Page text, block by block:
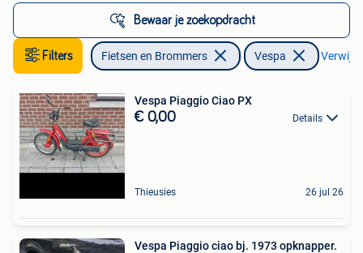
Bewaar je zoekopdracht
Filters Fietsen en Brommers Vespa
Vespa Piaggio Ciao PX
€ 0,00 Details
Thieusies 26 jul 26
Vespa Piaggio ciao bj. 1973 opknapper.